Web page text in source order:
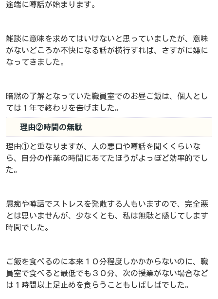
途端に噂話が始まります。
雑談に意味を求めてはいけないと思っていましたが、意味
がないどころか不快になる話が横行すれば、さすがに嫌に
なってきました。
暗黙の了解となっていた職員室でのお昼ご飯は、個人とし
ては１年で終わりを告げました。
理由②時間の無駄
理由①と重なりますが、人の悪口や噂話を聞くくらいな
ら、自分の作業の時間にあてたほうがよっぽど効率的でし
た。
愚痴や噂話でストレスを発散する人もいますので、完全悪
とは思いませんが、少なくとも、私は無駄と感じてします
時間でした。
ご飯を食べるのに本来１０分程度しかかからないのに、職
員室で食べると最低でも３０分、次の授業がない場合など
は１時間以上足止めを食らうこともしばしばでした。